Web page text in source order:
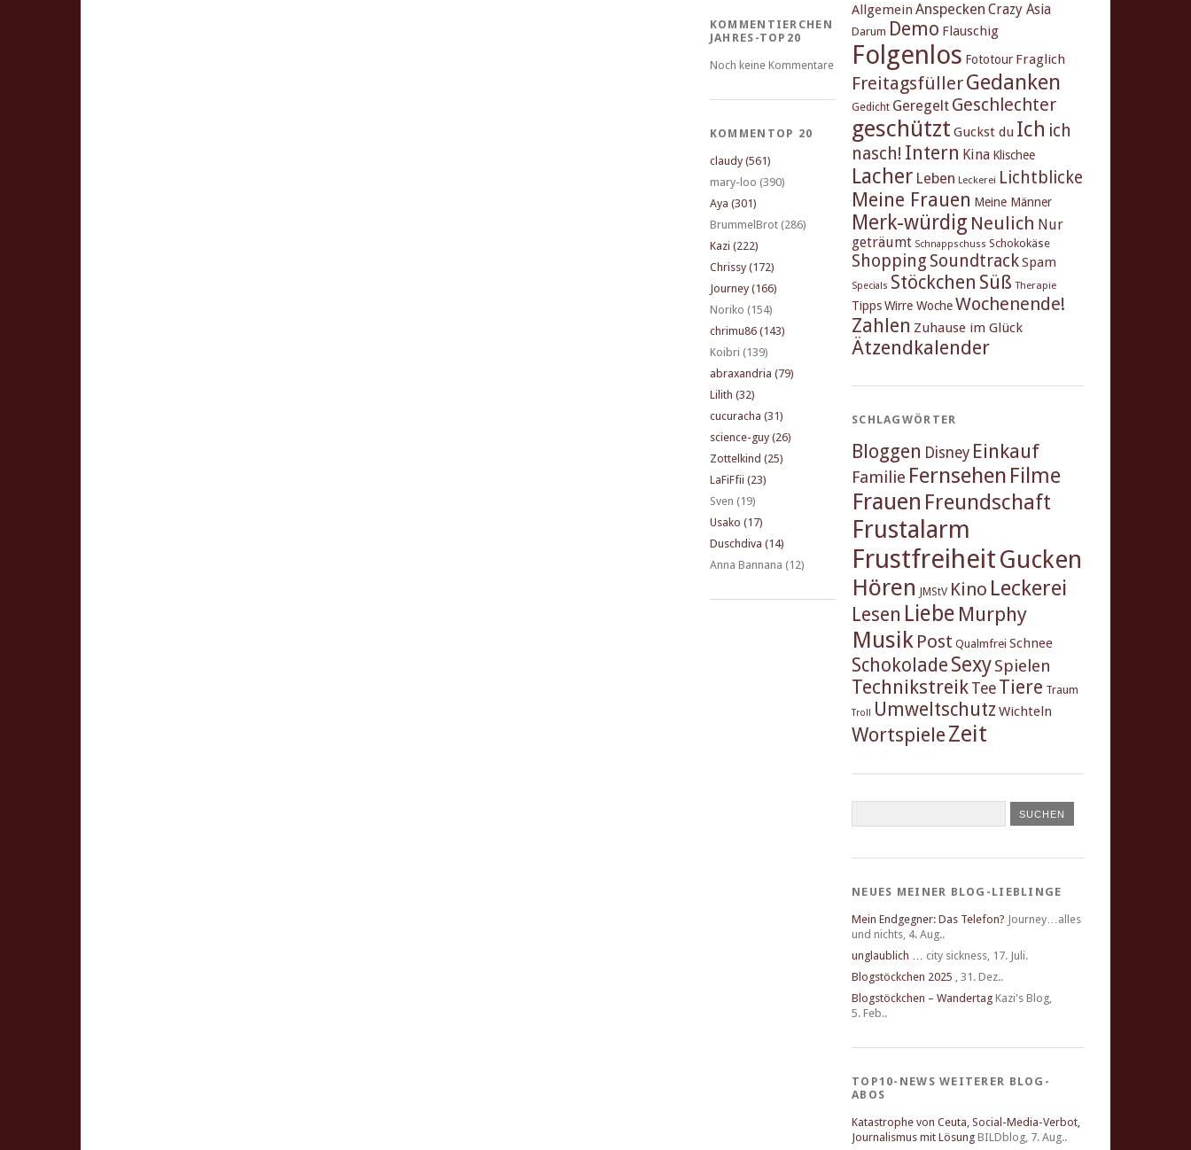
KOMMENTIERCHEN
JAHRES-TOP20
Noch keine Kommentare
KOMMENTOP 20
claudy (561)
mary-loo (390)
Aya (301)
BrummelBrot (286)
Kazi (222)
Chrissy (172)
Journey (166)
Noriko (154)
chrimu86 (143)
Koibri (139)
abraxandria (79)
Lilith (32)
cucuracha (31)
science-guy (26)
Zottelkind (25)
LaFiFfii (23)
Sven (19)
Usako (17)
Duschdiva (14)
Anna Bannana (12)
Allgemein Anspecken Crazy Asia
Darum Demo Flauschig
Folgenlos Fototour Fraglich
FreitagsfüllerGedanken
Gedicht Geregelt Geschlechter
geschützt Guckst du Ich ich
nasch! Intern Kina Klischee
Lacher Leben Leckerei Lichtblicke
Meine Frauen Meine Männer
Merk-würdig Neulich Nur
geträumt Schnappschuss Schokokäse
Shopping SoundtrackSpam
Specials Stöckchen Süß Therapie
TippsWirre WocheWochenende!
Zahlen Zuhause im Glück
Ätzendkalender
SCHLAGWÖRTER
Bloggen Disney Einkauf
Familie Fernsehen Filme
Frauen Freundschaft
Frustalarm
FrustfreiheitGucken
Hören JMStV Kino Leckerei
Lesen Liebe Murphy
Musik Post Qualmfrei Schnee
Schokolade SexySpielen
Technikstreik Tee Tiere Traum
Troll Umweltschutz Wichteln
Wortspiele Zeit
NEUES MEINER BLOG-LIEBLINGE
Mein Endgegner: Das Telefon? Journey…alles
und nichts, 4. Aug..
unglaublich … city sickness, 17. Juli.
Blogstöckchen 2025 , 31. Dez..
Blogstöckchen – Wandertag Kazi's Blog,
5. Feb..
TOP10-NEWS WEITERER BLOG-
ABOS
Katastrophe von Ceuta, Social-Media-Verbot,
Journalismus mit Lösung BILDblog, 7. Aug..